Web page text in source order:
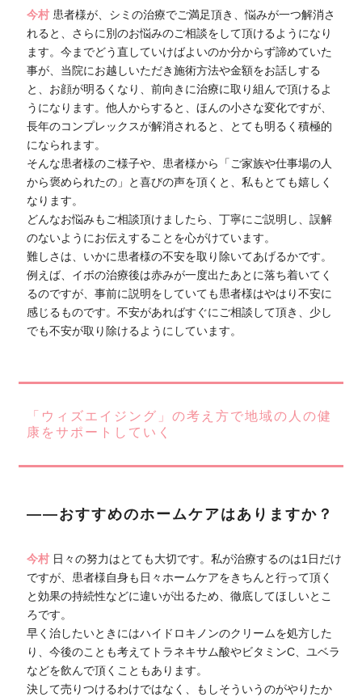
今村 患者様が、シミの治療でご満足頂き、悩みが一つ解消さ
れると、さらに別のお悩みのご相談をして頂けるようになり
ます。今までどう直していけばよいのか分からず諦めていた
事が、当院にお越しいただき施術方法や金額をお話しする
と、お顔が明るくなり、前向きに治療に取り組んで頂けるよ
うになります。他人からすると、ほんの小さな変化ですが、
長年のコンプレックスが解消されると、とても明るく積極的
になられます。
そんな患者様のご様子や、患者様から「ご家族や仕事場の人
から褒められたの」と喜びの声を頂くと、私もとても嬉しく
なります。
どんなお悩みもご相談頂けましたら、丁寧にご説明し、誤解
のないようにお伝えすることを心がけています。
難しさは、いかに患者様の不安を取り除いてあげるかです。
例えば、イボの治療後は赤みが一度出たあとに落ち着いてく
るのですが、事前に説明をしていても患者様はやはり不安に
感じるものです。不安があればすぐにご相談して頂き、少し
でも不安が取り除けるようにしています。
「ウィズエイジング」の考え方で地域の人の健
康をサポートしていく
――おすすめのホームケアはありますか？
今村 日々の努力はとても大切です。私が治療するのは1日だけ
ですが、患者様自身も日々ホームケアをきちんと行って頂く
と効果の持続性などに違いが出るため、徹底してほしいとこ
ろです。
早く治したいときにはハイドロキノンのクリームを処方した
り、今後のことも考えてトラネキサム酸やビタミンC、ユベラ
などを飲んで頂くこともあります。
決して売りつけるわけではなく、もしそういうのがやりたか